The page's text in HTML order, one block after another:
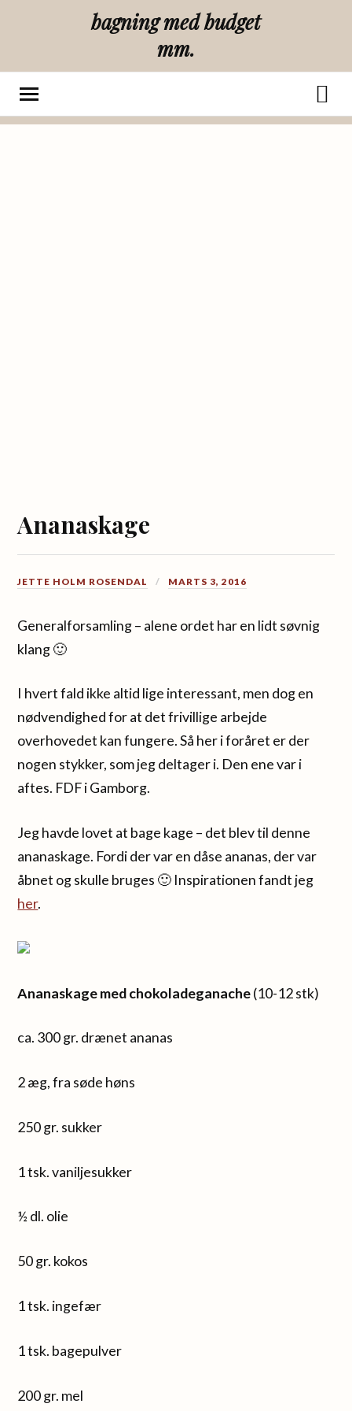
bagning med budget
mm.
Ananaskage
JETTE HOLM ROSENDAL MARTS 3, 2016
Generalforsamling – alene ordet har en lidt søvnig
klang 🙂
I hvert fald ikke altid lige interessant, men dog en
nødvendighed for at det frivillige arbejde
overhovedet kan fungere. Så her i foråret er der
nogen stykker, som jeg deltager i. Den ene var i
aftes. FDF i Gamborg.
Jeg havde lovet at bage kage – det blev til denne
ananaskage. Fordi der var en dåse ananas, der var
åbnet og skulle bruges 🙂 Inspirationen fandt jeg
her.
Ananaskage med chokoladeganache(10-12 stk)
ca. 300 gr. drænet ananas
2 æg, fra søde høns
250 gr. sukker
1 tsk. vaniljesukker
½ dl. olie
50 gr. kokos
1 tsk. ingefær
1 tsk. bagepulver
200 gr. mel